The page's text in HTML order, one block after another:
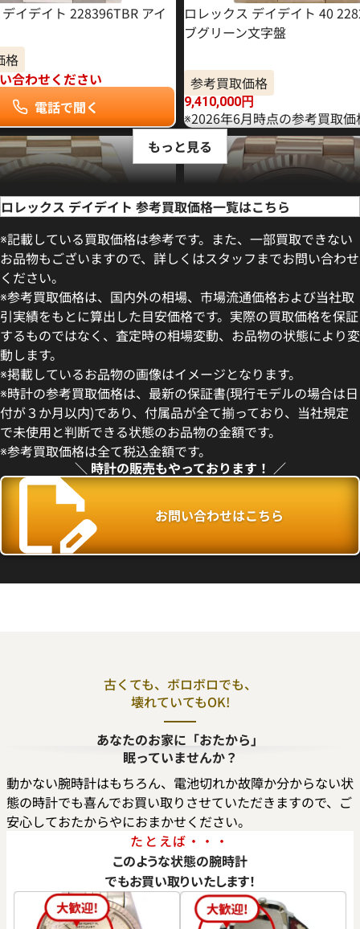
イデイト 228396TBR アイ
格
合わせください
電話で聞く
ロレックス デイデイト 40
ブグリーン文字盤
参考買取価格
9,410,000円
※2026年6月時点の参考買取価
イデイト 40 228235 チョコ
格
点の参考買取価格です
ロレックス デイデイト 40
コレート文字盤
参考買取価格
9,710,000
※2026年7月時点の参考買取価
イデイト 40 228235A サン
格
点の参考買取価格です
ロレックス デイデイト 40
ローズゴールド文字盤
参考買取価格
価格はお問い合わせください
もっと見る
ロレックス デイデイト 参考買取価格一覧はこちら
※記載している買取価格は参考です。また、一部買取できない
お品物もございますので、詳しくはスタッフまでお問い合わせ
ください。
※参考買取価格は、国内外の相場、市場流通価格および当社取
引実績をもとに算出した目安価格です。実際の買取価格を保証
するものではなく、査定時の相場変動、お品物の状態により変
動します。
※掲載しているお品物の画像はイメージとなります。
※時計の参考買取価格は、最新の保証書(現行モデルの場合は日
付が３か月以内)であり、付属品が全て揃っており、当社規定
で未使用と判断できる状態のお品物の金額です。
※参考買取価格は全て税込金額です。
＼ 時計の販売もやっております！ ／
お問い合わせはこちら
古くても、ボロボロでも、
壊れていてもOK!
あなたのお家に「おたから」
眠っていませんか？
動かない腕時計はもちろん、電池切れか故障か分からない状
態の時計でも喜んでお買い取りさせていただきますので、ご
安心しておたからやにおまかせください。
たとえば・・・
このような状態の腕時計
でもお買い取りいたします！